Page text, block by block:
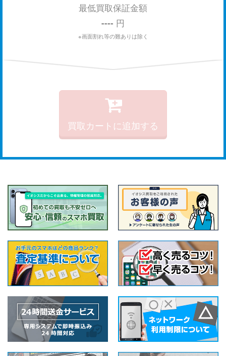
最低買取保証金額
---- 円
※画面割れ等の難ありは除く
買取カートに追加する